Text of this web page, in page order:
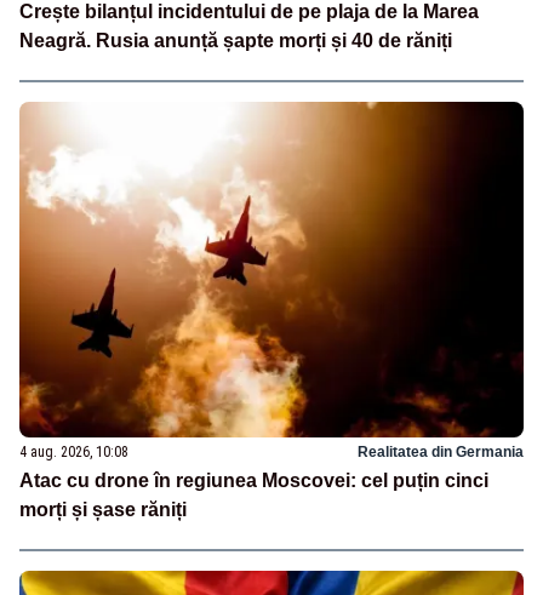
Crește bilanțul incidentului de pe plaja de la Marea
Neagră. Rusia anunță șapte morți și 40 de răniți
4 aug. 2026, 10:08 Realitatea din Germania
Atac cu drone în regiunea Moscovei: cel puțin cinci
morți și șase răniți